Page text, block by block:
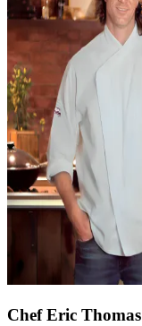
Chef Eric Thomas